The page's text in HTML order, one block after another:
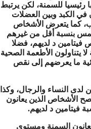
رئيسيا للسمنة، لكن يرتبط
في الكبد وبين العضلات
كما يتعرض الأشخاص
بنسبة أقل من غيرهم
د لديهم، فضلا
يتناولون الأطعمة الصحية
ما يعرضهم إلى نقص
لدى النساء والرجال، وكذا
الأشخاص الذين يعانون
فيتامين د لديهم.
السمنة ومستوى